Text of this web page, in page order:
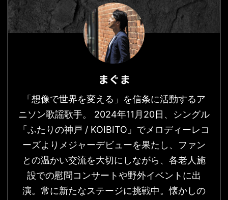
まぐま
「想像で世界を変える」を信条に活動するア
ニソン歌謡歌手。 2024年11月20日、シングル
「ふたりの神戸 / KOIBITO」でメロディーレコ
ーズよりメジャーデビューを果たし、ファン
との温かい交流を大切にしながら、各老人施
設での慰問コンサートや野外イベントに出
演。常に新たなステージに挑戦中。懐かしの